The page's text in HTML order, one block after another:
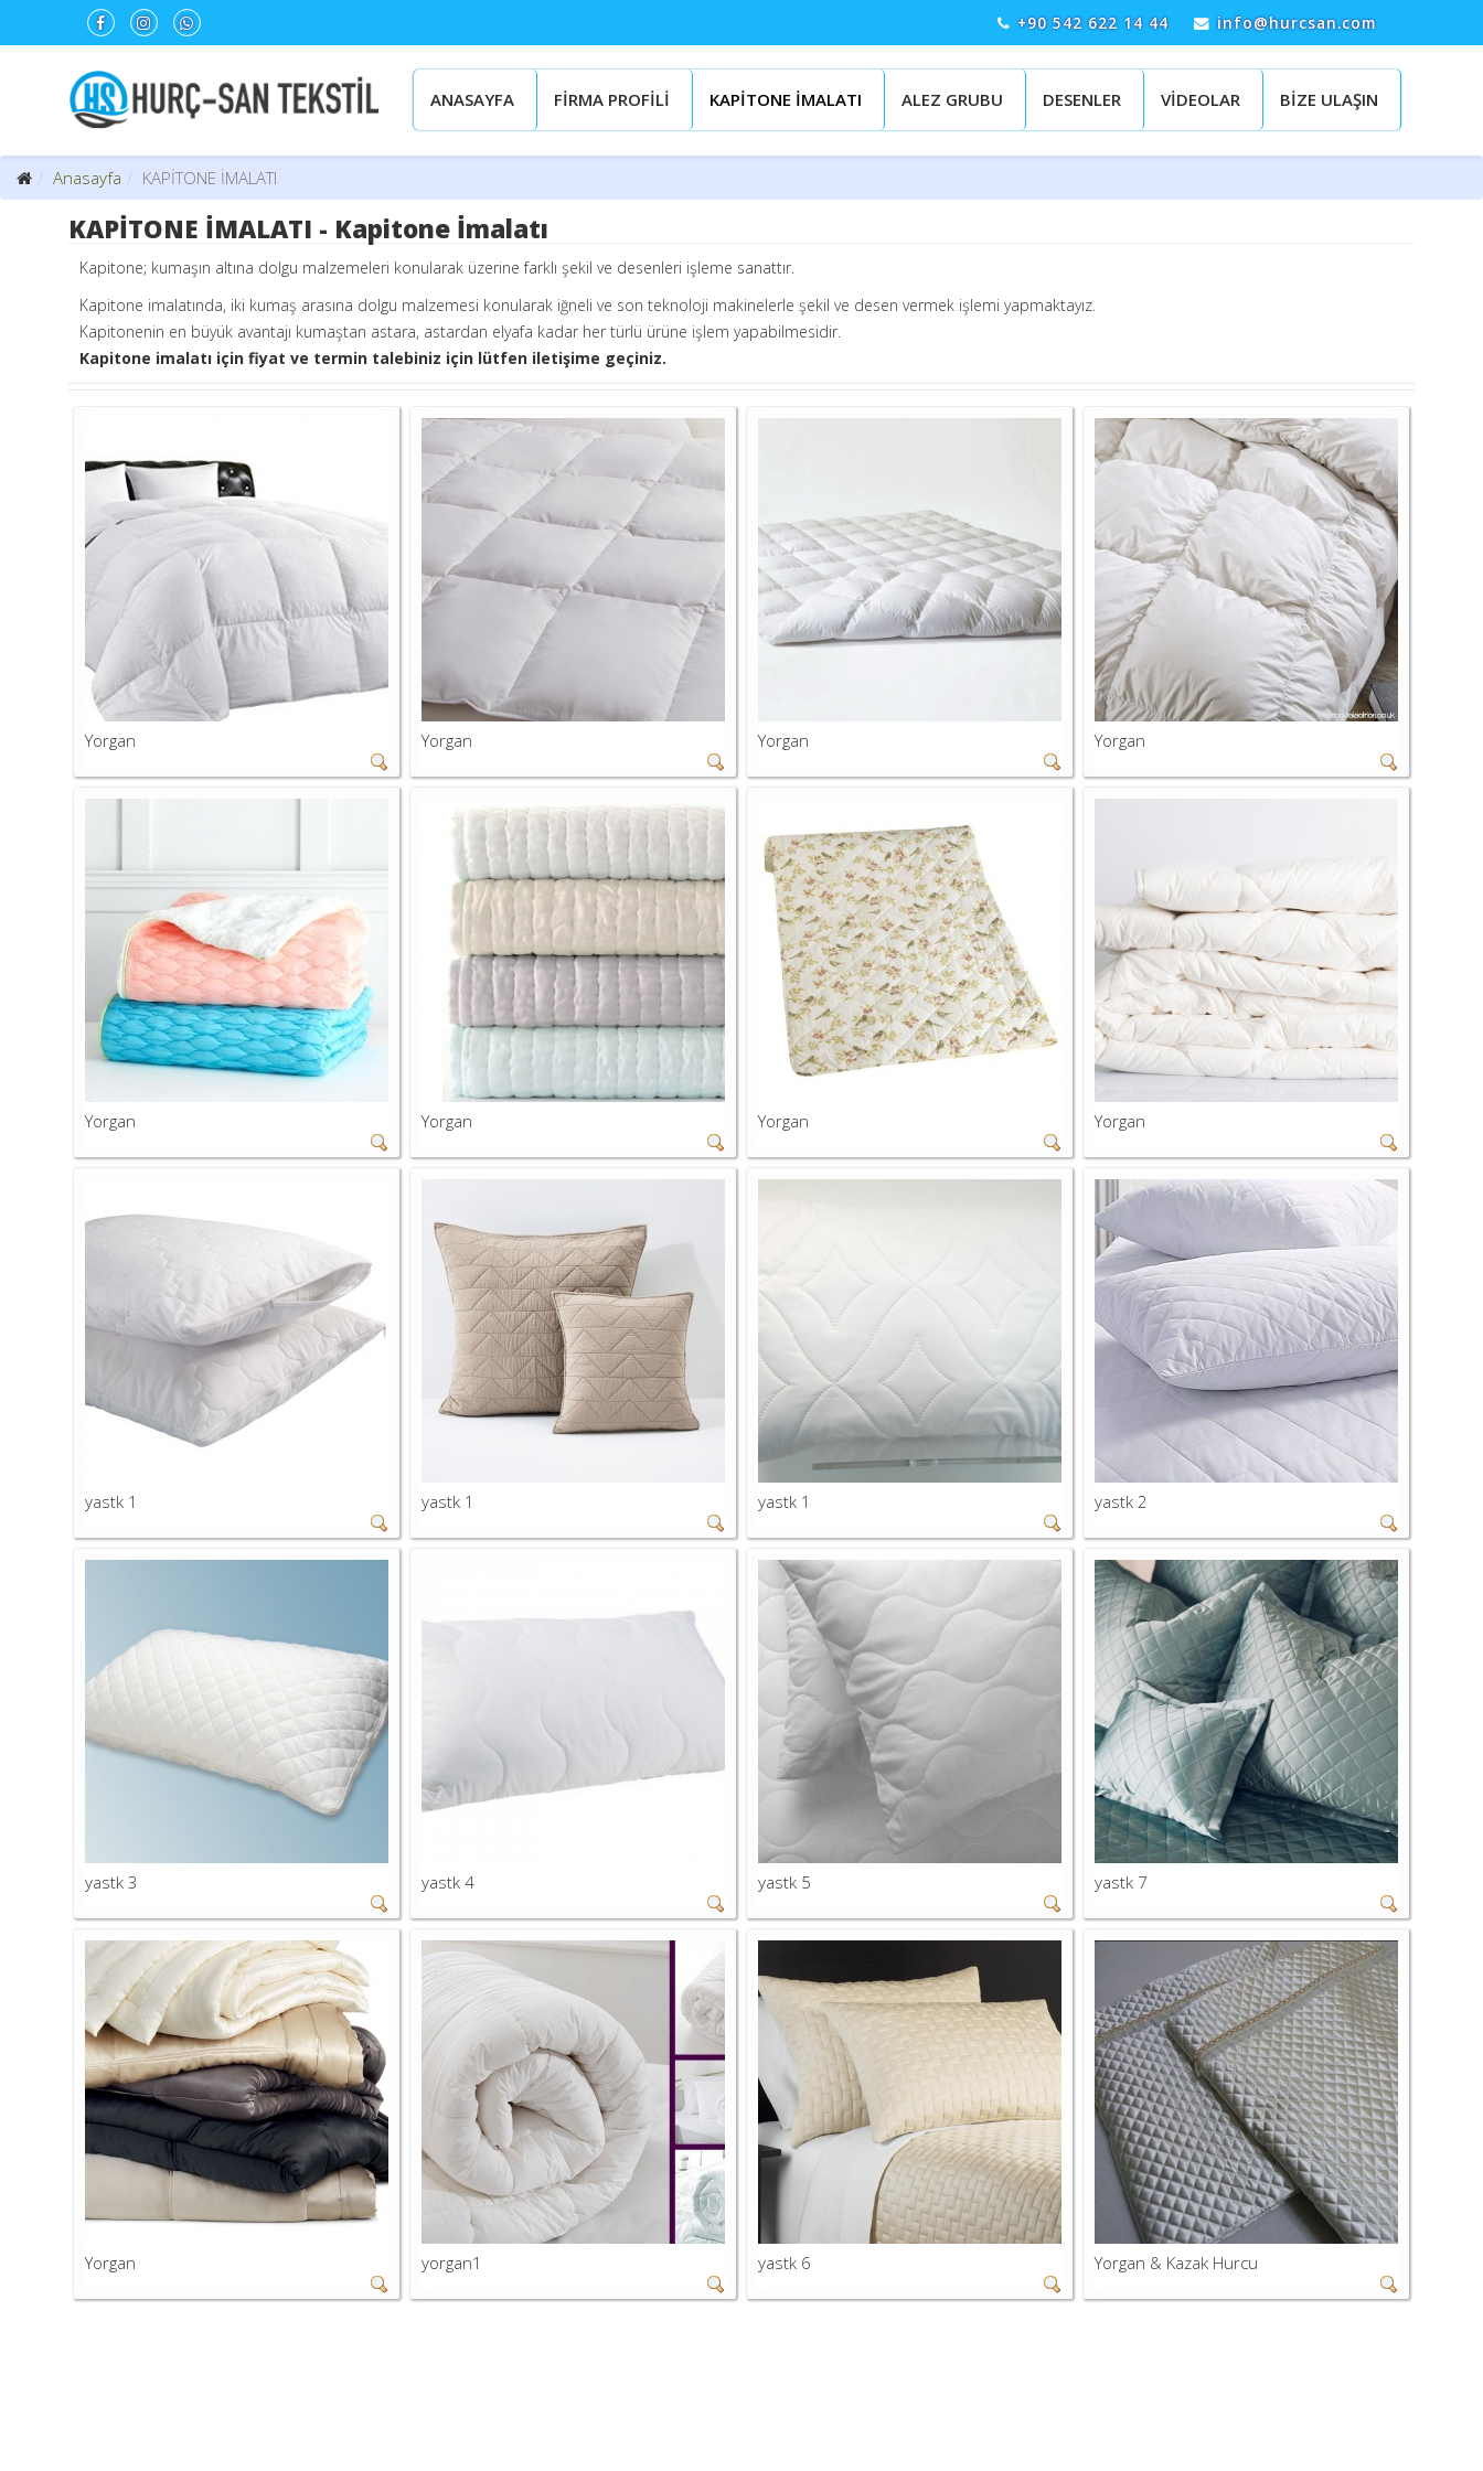
+90 542 622 14 44 info@hurcsan.com
ANASAYFA FİRMA PROFİLİ KAPİTONE İMALATI ALEZ GRUBU DESENLER VİDEOLAR BİZE ULAŞIN
Anasayfa KAPİTONE İMALATI
KAPİTONE İMALATI - Kapitone İmalatı
Kapitone; kumaşın altına dolgu malzemeleri konularak üzerine farklı şekil ve desenleri işleme sanattır.
Kapitone imalatında, iki kumaş arasına dolgu malzemesi konularak iğneli ve son teknoloji makinelerle şekil ve desen vermek işlemi yapmaktayız.
Kapitonenin en büyük avantajı kumaştan astara, astardan elyafa kadar her türlü ürüne işlem yapabilmesidir.
Kapitone imalatı için fiyat ve termin talebiniz için lütfen iletişime geçiniz.
Yorgan Yorgan Yorgan Yorgan
Yorgan Yorgan Yorgan Yorgan
yastk 1 yastk 1 yastk 1 yastk 2
yastk 3 yastk 4 yastk 5 yastk 7
Yorgan yorgan1 yastk 6 Yorgan & Kazak Hurcu